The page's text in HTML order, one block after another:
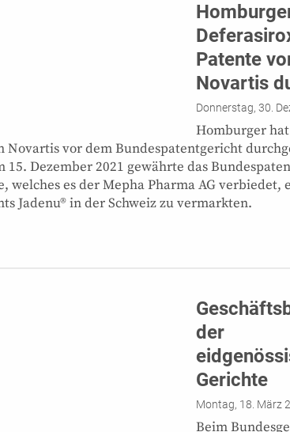
Patente
Novartis
Donnerstag, 30.
Homburger
Novartis vor dem Bundespatentgericht
Dezember 2021 gewährte das
welches es der Mepha Pharma AG
Jadenu® in der Schweiz zu vermarkten.
der
Gerichte
Montag, 18. März
Beim